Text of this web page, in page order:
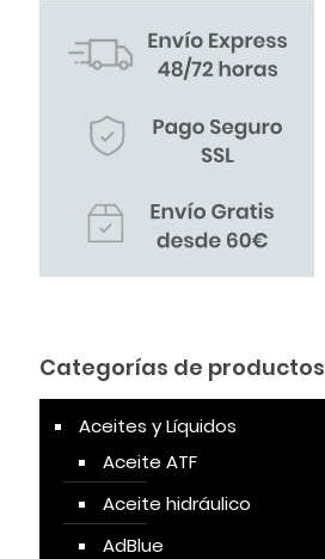
Categorías de productos
Aceites y Líquidos
Aceite ATF
Aceite hidráulico
AdBlue